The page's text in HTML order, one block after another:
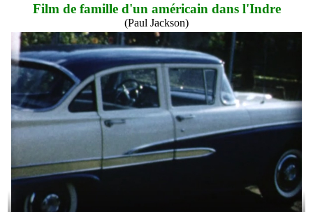
Film de famille d'un américain dans l'Indre
(Paul Jackson)